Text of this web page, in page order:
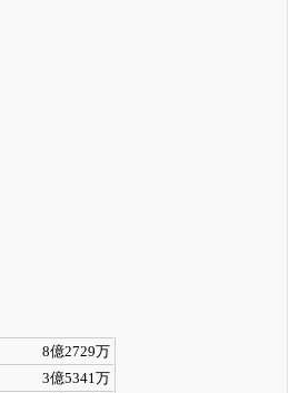
8億2729万
3億5341万